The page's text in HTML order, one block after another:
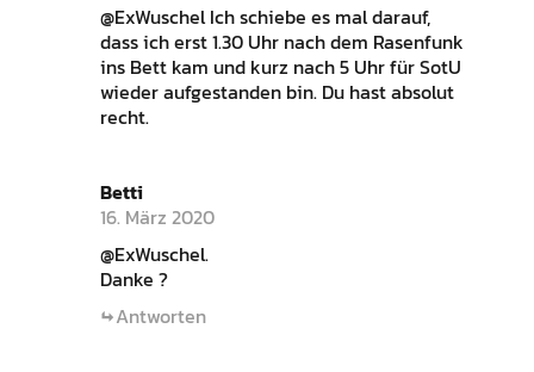
@ExWuschel Ich schiebe es mal darauf,
dass ich erst 1.30 Uhr nach dem Rasenfunk
ins Bett kam und kurz nach 5 Uhr für SotU
wieder aufgestanden bin. Du hast absolut
recht.
Betti
16. März 2020
@ExWuschel.
Danke ?
Antworten